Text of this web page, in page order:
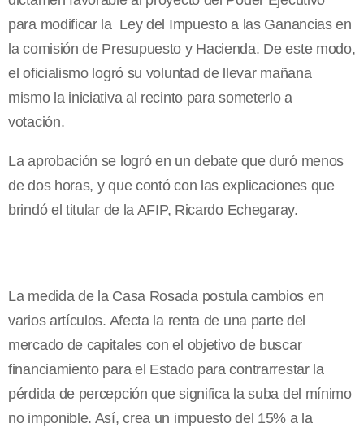
para modificar la Ley del Impuesto a las Ganancias en
la comisión de Presupuesto y Hacienda. De este modo,
el oficialismo logró su voluntad de llevar mañana
mismo la iniciativa al recinto para someterlo a
votación.
La aprobación se logró en un debate que duró menos
de dos horas, y que contó con las explicaciones que
brindó el titular de la AFIP, Ricardo Echegaray.
La medida de la Casa Rosada postula cambios en
varios artículos. Afecta la renta de una parte del
mercado de capitales con el objetivo de buscar
financiamiento para el Estado para contrarrestar la
pérdida de percepción que significa la suba del mínimo
no imponible. Así, crea un impuesto del 15% a la